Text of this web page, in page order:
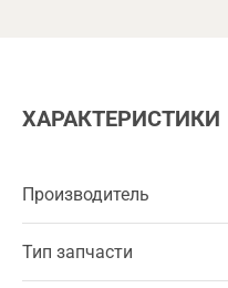
ХАРАКТЕРИСТИКИ
Производитель
Тип запчасти